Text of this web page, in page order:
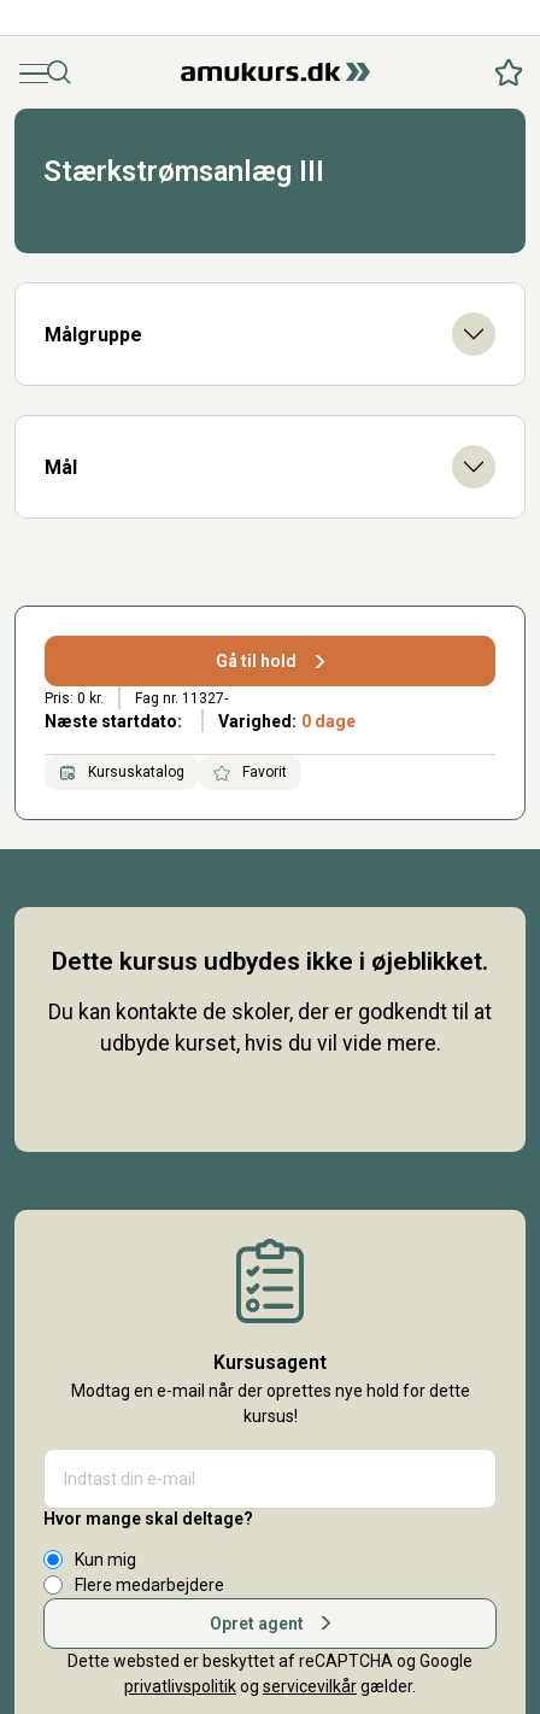
MenuSøg
Stærkstrømsanlæg III
Målgruppe
Mål
Gå til hold
Pris: 0 kr. Fag nr. 11327-
Næste startdato: Varighed: 0 dage
Kursuskatalog Favorit
Dette kursus udbydes ikke i øjeblikket.
Du kan kontakte de skoler, der er godkendt til at
udbyde kurset, hvis du vil vide mere.
Kursusagent
Modtag en e-mail når der oprettes nye hold for dette
kursus!
Hvor mange skal deltage?
Kun mig
Flere medarbejdere
Opret agent
Dette websted er beskyttet af reCAPTCHA og Google
privatlivspolitikog servicevilkårgælder.